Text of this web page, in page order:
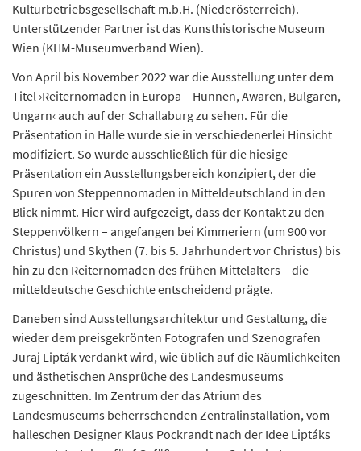
Kulturbetriebsgesellschaft m.b.H. (Niederösterreich).
Unterstützender Partner ist das Kunsthistorische Museum
Wien (KHM-Museumverband Wien).
Von April bis November 2022 war die Ausstellung unter dem
Titel ›Reiternomaden in Europa – Hunnen, Awaren, Bulgaren,
Ungarn‹ auch auf der Schallaburg zu sehen. Für die
Präsentation in Halle wurde sie in verschiedenerlei Hinsicht
modifiziert. So wurde ausschließlich für die hiesige
Präsentation ein Ausstellungsbereich konzipiert, der die
Spuren von Steppennomaden in Mitteldeutschland in den
Blick nimmt. Hier wird aufgezeigt, dass der Kontakt zu den
Steppenvölkern – angefangen bei Kimmeriern (um 900 vor
Christus) und Skythen (7. bis 5. Jahrhundert vor Christus) bis
hin zu den Reiternomaden des frühen Mittelalters – die
mitteldeutsche Geschichte entscheidend prägte.
Daneben sind Ausstellungsarchitektur und Gestaltung, die
wieder dem preisgekrönten Fotografen und Szenografen
Juraj Lipták verdankt wird, wie üblich auf die Räumlichkeiten
und ästhetischen Ansprüche des Landesmuseums
zugeschnitten. Im Zentrum der das Atrium des
Landesmuseums beherrschenden Zentralinstallation, vom
halleschen Designer Klaus Pockrandt nach der Idee Liptáks